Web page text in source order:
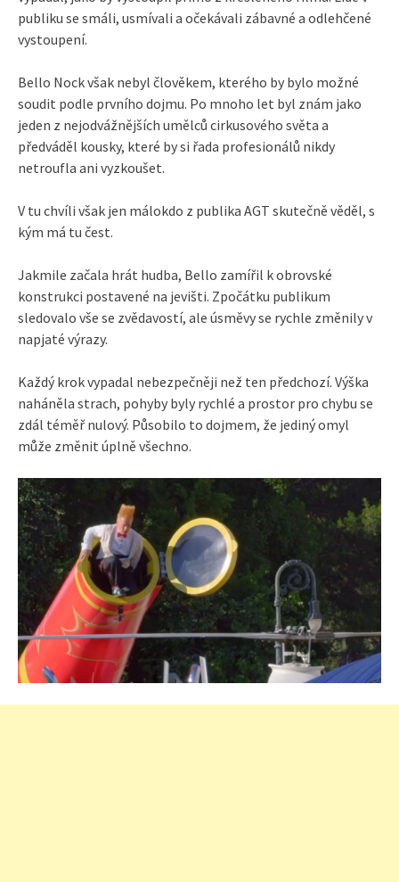
publiku se smáli, usmívali a očekávali zábavné a odlehčené
vystoupení.
Bello Nock však nebyl člověkem, kterého by bylo možné
soudit podle prvního dojmu. Po mnoho let byl znám jako
jeden z nejodvážnějších umělců cirkusového světa a
předváděl kousky, které by si řada profesionálů nikdy
netroufla ani vyzkoušet.
V tu chvíli však jen málokdo z publika AGT skutečně věděl, s
kým má tu čest.
Jakmile začala hrát hudba, Bello zamířil k obrovské
konstrukci postavené na jevišti. Zpočátku publikum
sledovalo vše se zvědavostí, ale úsměvy se rychle změnily v
napjaté výrazy.
Každý krok vypadal nebezpečněji než ten předchozí. Výška
naháněla strach, pohyby byly rychlé a prostor pro chybu se
zdál téměř nulový. Působilo to dojmem, že jediný omyl
může změnit úplně všechno.